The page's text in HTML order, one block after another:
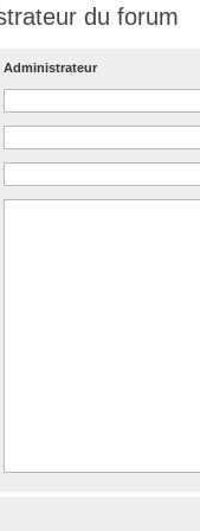
du forum
Administrateur